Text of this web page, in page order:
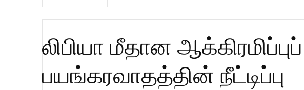
லிபியா மீதான
பயங்கரவாதத்தின் நீட்டிப்பு